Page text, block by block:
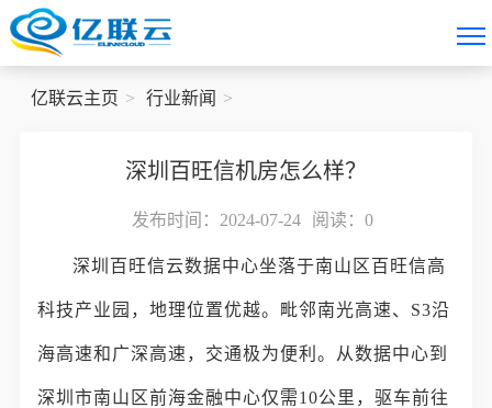
亿联云主页 行业新闻
深圳百旺信机房怎么样？
发布时间：2024-07-24 阅读： 0
深圳百旺信云数据中心坐落于南山区百旺信高
科技产业园，地理位置优越。毗邻南光高速、S3沿
海高速和广深高速，交通极为便利。从数据中心到
深圳市南山区前海金融中心仅需10公里，驱车前往